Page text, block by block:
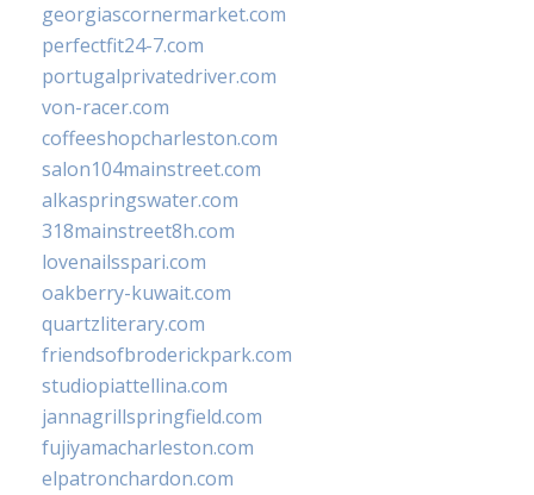
georgiascornermarket.com
perfectfit24-7.com
portugalprivatedriver.com
von-racer.com
coffeeshopcharleston.com
salon104mainstreet.com
alkaspringswater.com
318mainstreet8h.com
lovenailsspari.com
oakberry-kuwait.com
quartzliterary.com
friendsofbroderickpark.com
studiopiattellina.com
jannagrillspringfield.com
fujiyamacharleston.com
elpatronchardon.com